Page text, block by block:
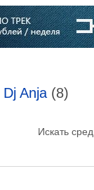
Dj Anja (8)
Искать